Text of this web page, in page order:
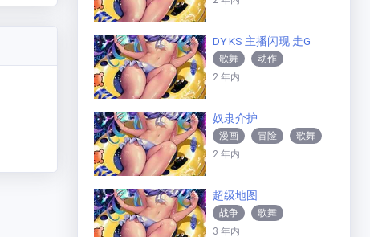
DY KS 主播闪现 走G
歌舞
动作
2 年内
奴隶介护
漫画 冒险
歌舞
战争
动作
动画
喜剧
2 年内
超级地图
战争
歌舞
3 年内